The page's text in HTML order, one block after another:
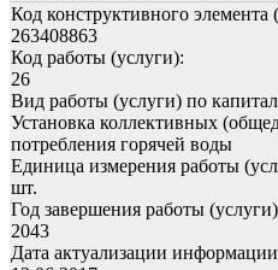
Код конструктивного элемента
263408863
Код работы (услуги):
26
Вид работы (услуги) по
Установка коллективных
потребления горячей воды
Единица измерения работы
шт.
Год завершения работы
2043
Дата актуализации